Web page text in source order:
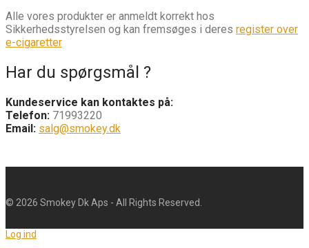
Alle vores produkter er anmeldt korrekt hos
Sikkerhedsstyrelsen og kan fremsøges i deres register over
e-cigaretter
Har du spørgsmål ?
Kundeservice kan kontaktes på:
Telefon: 71993220
Email: salg@smokey.dk
© 2026 Smokey Dk Aps - All Rights Reserved.
Log ind